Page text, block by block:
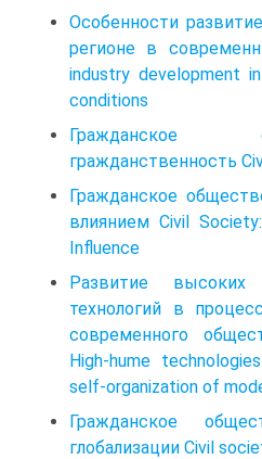
Особенности
регионе в
industry development
conditions
гражданственность
Гражданское
влиянием Civil
Influence
Развитие высоких
технологий в
современного
High-hume
self-organization of
Гражданское
глобализации Civil